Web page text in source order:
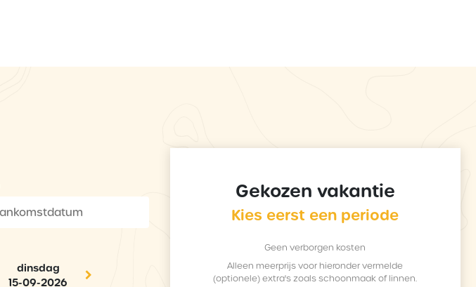
dinsdag
15-09-2026
Gekozen vakantie
Kies eerst een periode
Geen verborgen kosten
Alleen meerprijs voor hieronder vermelde
(optionele) extra's zoals schoonmaak of linnen.